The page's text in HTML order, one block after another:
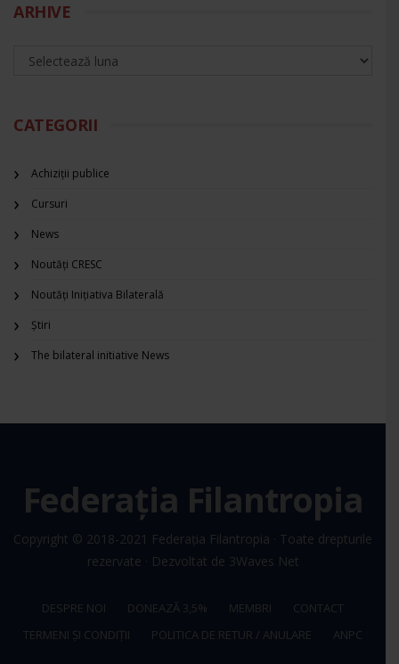
ARHIVE
CATEGORII
Achiziții publice
Cursuri
News
Noutăți CRESC
Noutăți Inițiativa Bilaterală
Știri
The bilateral initiative News
Federația Filantropia
Copyright © 2018-2021 Federația Filantropia · Toate drepturile
rezervate · Dezvoltat de 3Waves Net
DESPRE NOI DONEAZĂ 3,5% MEMBRI
CONTACT
TERMENI ȘI CONDIȚII
POLITICA DE RETUR / ANULARE ANPC